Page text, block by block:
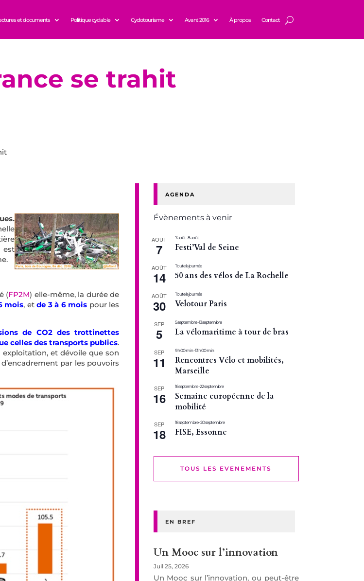
et documents Politique cyclable Cyclotourisme Avant 2016 À propos Contact
se trahit
est
(FP2M) elle-même, la durée de
mois, etde 3 à 6 mois pour les
de CO2 des trottinettes
celles des transports publics.
et dévoile que son
par les pouvoirs
AGENDA
Évènements à venir
AOÛT
7
7 août-8 août
Festi’Val de Seine
AOÛT
14
Toute la journée
50 ans des vélos de La Rochelle
AOÛT
30
Toute la journée
Velotour Paris
SEP
5
5 septembre-13 septembre
La vélomaritime à tour de bras
SEP
11
9 h 00 min-13 h 00 min
Rencontres Vélo et mobilités,
Marseille
SEP
16
16 septembre-22 septembre
Semaine européenne de la
mobilité
SEP
18
18 septembre-20 septembre
FISE, Essonne
TOUS LES EVENEMENTS
EN BREF
Un Mooc sur l’innovation
Juil 25, 2026
Un Mooc sur l’innovation, ou peut-être